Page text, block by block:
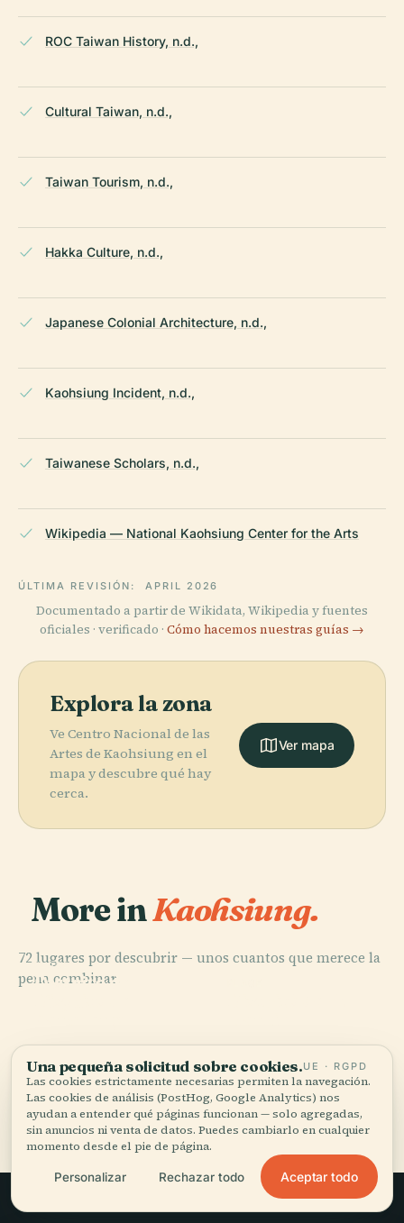
ROC Taiwan History, n.d.,
Cultural Taiwan, n.d.,
Taiwan Tourism, n.d.,
Hakka Culture, n.d.,
Japanese Colonial Architecture, n.d.,
Kaohsiung Incident, n.d.,
Taiwanese Scholars, n.d.,
Wikipedia — National Kaohsiung Center for the Arts
ÚLTIMA REVISIÓN: APRIL 2026
Documentado a partir de Wikidata, Wikipedia y fuentes
oficiales · verificado · Cómo hacemos nuestras guías →
Explora la zona
Ve Centro Nacional de las
Artes de Kaohsiung en el
mapa y descubre qué hay
cerca.
Ver mapa
More inKaohsiung.
72 lugares por descubrir — unos cuantos que merece la
pena combinar.
PLACE
Distrito de
PLACE
Los 72 lugares de Kaohsiung
Una pequeña solicitud sobre cookies.UE · RGPD
Las cookies estrictamente necesarias permiten la navegación.
Las cookies de análisis (PostHog, Google Analytics) nos
ayudan a entender qué páginas funcionan — solo agregadas,
sin anuncios ni venta de datos. Puedes cambiarlo en cualquier
momento desde el pie de página.
Personalizar Rechazar todo Aceptar todo